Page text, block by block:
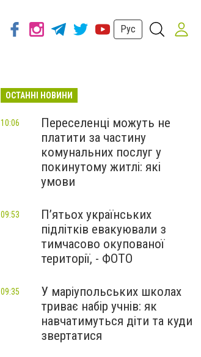
Рус
ОСТАННІ НОВИНИ
Переселенці можуть не
платити за частину
комунальних послуг у
покинутому житлі: які
умови
10:06
П’ятьох українських
підлітків евакуювали з
тимчасово окупованої
території, - ФОТО
09:53
У маріупольських школах
триває набір учнів: як
навчатимуться діти та куди
звертатися
09:35